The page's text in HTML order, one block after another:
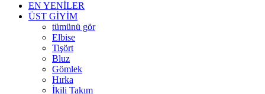
EN YENİLER
ÜST GİYİM
tümünü gör
Elbise
Tişört
Bluz
Gömlek
Hırka
İkili Takım